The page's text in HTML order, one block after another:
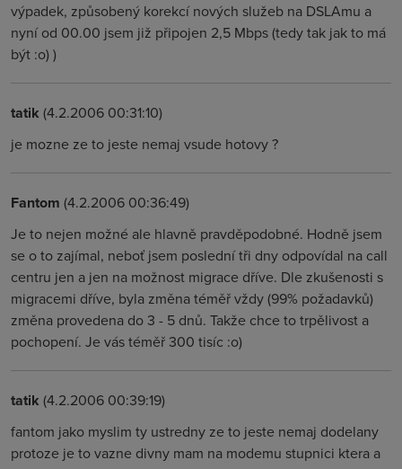
výpadek, způsobený korekcí nových služeb na DSLAmu a
nyní od 00.00 jsem již připojen 2,5 Mbps (tedy tak jak to má
být :o) )
tatik (4.2.2006 00:31:10)
je mozne ze to jeste nemaj vsude hotovy ?
Fantom (4.2.2006 00:36:49)
Je to nejen možné ale hlavně pravděpodobné. Hodně jsem
se o to zajímal, neboť jsem poslední tři dny odpovídal na call
centru jen a jen na možnost migrace dříve. Dle zkušenosti s
migracemi dříve, byla změna téměř vždy (99% požadavků)
změna provedena do 3 - 5 dnů. Takže chce to trpělivost a
pochopení. Je vás téměř 300 tisíc :o)
tatik (4.2.2006 00:39:19)
fantom jako myslim ty ustredny ze to jeste nemaj dodelany
protoze je to vazne divny mam na modemu stupnici ktera a